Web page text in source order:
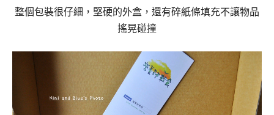
整個包裝很仔細，堅硬的外盒，還有碎紙條填充不讓物品
搖晃碰撞